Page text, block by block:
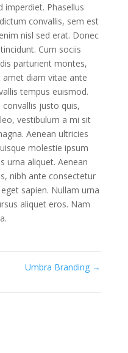
Phasellus
convallis, sem est
nisl sed erat. Donec
Cum sociis
parturient montes,
amet diam vitae ante
tempus euismod.
justo quis,
vestibulum a mi sit
Aenean ultricies
molestie ipsum
urna aliquet. Aenean
nibh ante consectetur
sapien. Nullam urna
aliquet eros. Nam
Umbra Branding →